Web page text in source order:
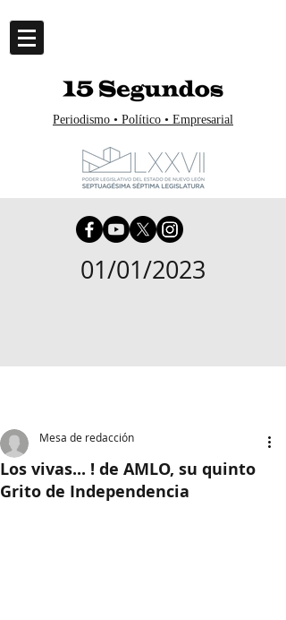
Periodismo • Político • Empresarial
01/01/2023
Los vivas... ! de AMLO, su quinto
Grito de Independencia
Mesa de redacción